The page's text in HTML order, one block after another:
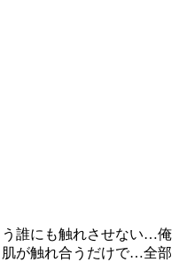
誰にも触れさせない…俺
が触れ合うだけで…全部